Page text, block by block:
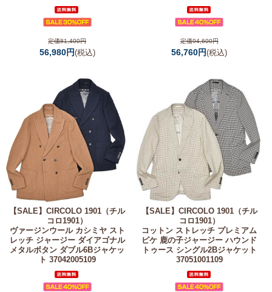
定価81,400円
56,980円(税込)
定価94,600円
56,760円(税込)
【SALE】CIRCOLO 1901（チル
コロ1901）
ヴァージンウール カシミヤ スト
レッチ ジャージー ダイアゴナル
メタルボタン ダブル6Bジャケッ
ト 37042005109
【SALE】 CIRCOLO 1901（チル
コロ1901）
コットン ストレッチ プレミアム
ピケ 鹿の子ジャージー ハウンド
トゥース シングル2Bジャケット
37051001109